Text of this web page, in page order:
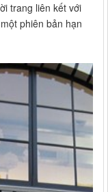
trang liên kết với
phiên bản hạn